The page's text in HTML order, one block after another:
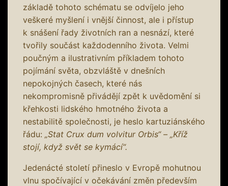
základě tohoto schématu se odvíjelo jeho
veškeré myšlení i vnější činnost, ale i přístup
k snášení řady životních ran a nesnází, které
tvořily součást každodenního života. Velmi
poučným a ilustrativním příkladem tohoto
pojímání světa, obzvláště v dnešních
nepokojných časech, které nás
nekompromisně přivádějí zpět k uvědomění si
křehkosti lidského hmotného života a
nestabilitě společnosti, je heslo kartuziánského
řádu: „Stat Crux dum volvitur Orbis“ – „Kříž
stojí, když svět se kymácí“.
Jedenácté století přineslo v Evropě mohutnou
vlnu spočívající v očekávání změn především